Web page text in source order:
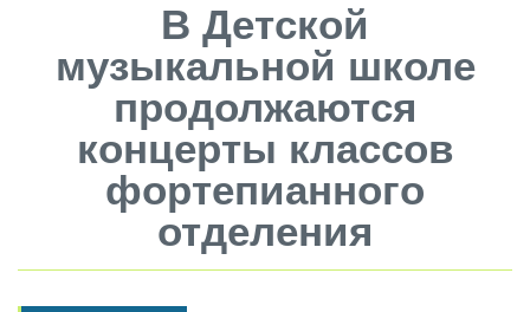
В Детской
музыкальной школе
продолжаются
концерты классов
фортепианного
отделения